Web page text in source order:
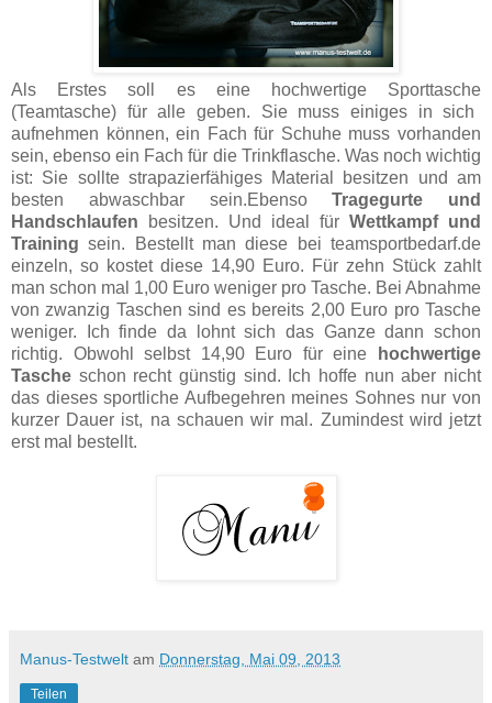
Als Erstes soll es eine
hochwertige Sporttasche
(Teamtasche) für alle geben. Sie muss einiges in sich
aufnehmen können, ein Fach für Schuhe muss vorhanden
sein, ebenso ein Fach für die Trinkflasche. Was noch wichtig
ist: Sie sollte strapazierfähiges Material besitzen und am
besten abwaschbar sein.EbensoTragegurte und
Handschlaufen besitzen. Und ideal für Wettkampf und
Trainingsein. Bestellt man diese bei teamsportbedarf.de
einzeln, so ­kostet ­diese 14,90 Euro. Für zehn Stück zahlt
man schon mal 1,00 Euro weniger pro Tasche. Bei Abnahme
von zwanzig Taschen sind es bereits 2,00 Euro pro Tasche
weniger. Ich finde da lohnt sich das Ganze dann schon
richtig. Obwohl selbst 14,90 Euro für eine
hochwertige
Tasche schon recht günstig sind. Ich hoffe nun aber nicht
das dieses sportliche Aufbegehren meines Sohnes nur von
kurzer Dauer ist, na schauen wir mal. Zumindest wird jetzt
erst mal bestellt.
Manus-Testwelt am Donnerstag, Mai 09, 2013
Teilen